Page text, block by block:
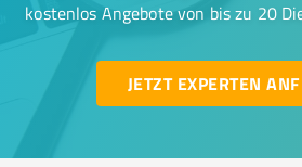
kostenlos Angebote von bis zu 20
JETZT EXPERTEN